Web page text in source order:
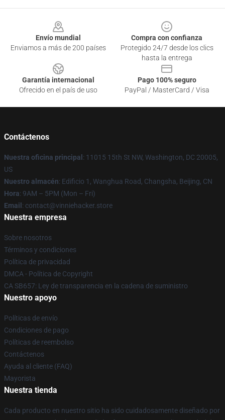
Envío mundial
Enviamos a más de 200 países
Compra con confianza
Protegido 24/7 desde los clics
hasta la entrega
Garantía internacional
Ofrecido en el país de uso
Pago 100% seguro
PayPal / MasterCard / Visa
Contáctenos
Nuestra oficina principal : 11015 15th St NW, Washington, DC 20005,
US
Nuestro almacén: Edificio 1, Wanghua Road, Changsha, Beijing, CN
Hora: 9AM – 5PM (Mon – Fri)
Email : contact@vinniehacker.store
Nuestra empresa
Sobre nosotros
Términos y condiciones
Política de privacidad
DMCA - Política de Copyright
CA SB657: Ley de transparencia en la cadena de suministro
Nuestro apoyo
Políticas de envío
Condiciones de pago
Políticas de reembolso
Contáctenos
Ayuda al cliente (FAQ)
Mayorista
Nuestra tienda
Cada producto en nuestro sitio ha sido cuidadosamente diseñado por